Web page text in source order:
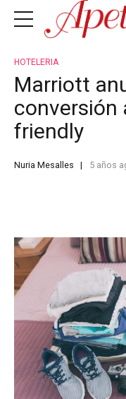
HOTELERIA
Marriott
conversión
friendly
Nuria Mesalles 5 años